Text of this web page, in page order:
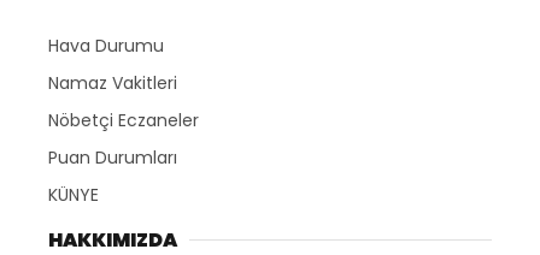
Hava Durumu
Namaz Vakitleri
Nöbetçi Eczaneler
Puan Durumları
KÜNYE
HAKKIMIZDA